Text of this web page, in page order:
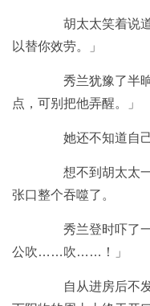
胡太太笑着说道
以替你效劳。」
秀兰犹豫了半晌
点，可别把他弄醒。」
她还不知道自己
想不到胡太太一
张口整个吞噬了。
秀兰登时吓了一
公吹……吹……！」
自从进房后不发